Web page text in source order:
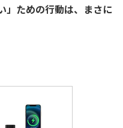
」ための行動は、まさに